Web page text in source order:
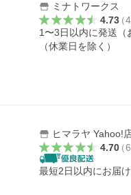
ミナトワークス
4.73（
1〜3日以内に発送（
（休業日を除く）
ヒマラヤ Yahoo!
4.70（
最短2日以内にお届